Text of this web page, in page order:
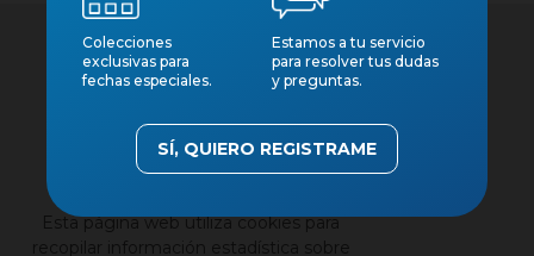
Aviso legal
Esta página web utiliza cookies para
recopilar información estadística sobre
×
Colecciones
exclusivas para
fechas especiales.
Estamos a tu servicio
para resolver tus dudas
y preguntas.
SÍ, QUIERO REGISTRAME